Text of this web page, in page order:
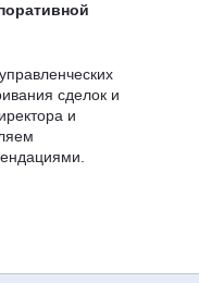
сделок и
и